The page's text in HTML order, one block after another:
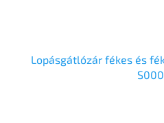
Lopásgátlózár fékes és